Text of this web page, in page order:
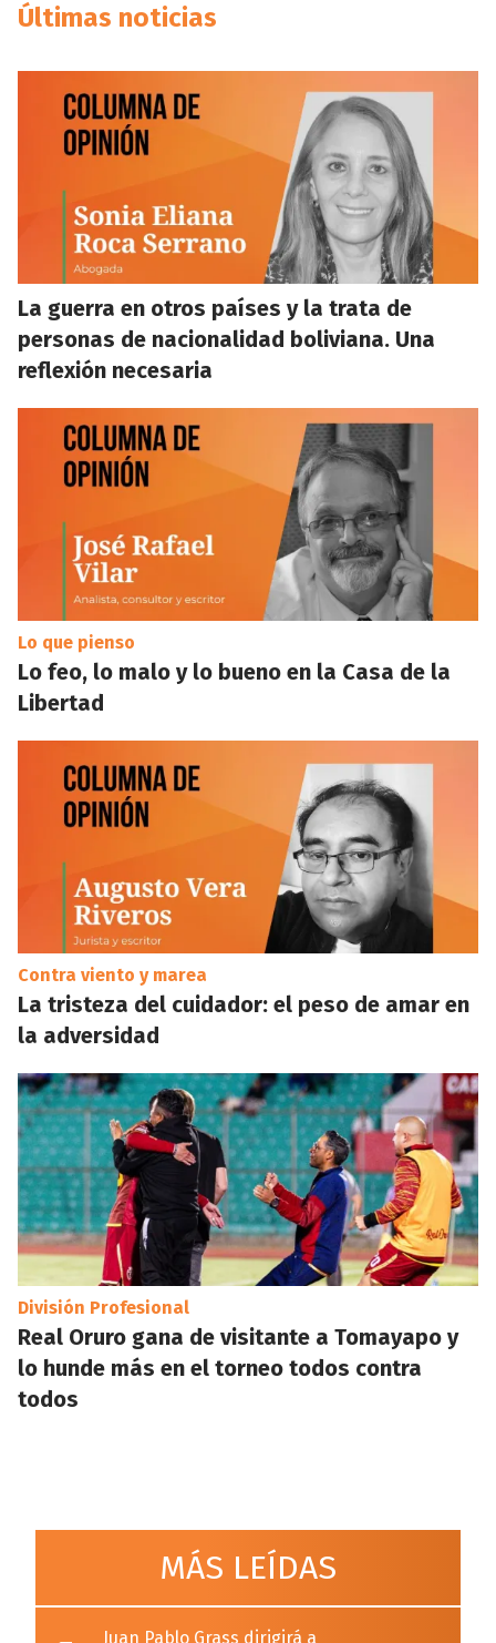
Últimas noticias
La guerra en otros países y la trata de
personas de nacionalidad boliviana. Una
reflexión necesaria
Lo que pienso
Lo feo, lo malo y lo bueno en la Casa de la
Libertad
Contra viento y marea
La tristeza del cuidador: el peso de amar en
la adversidad
División Profesional
Real Oruro gana de visitante a Tomayapo y
lo hunde más en el torneo todos contra
todos
MÁS LEÍDAS
Juan Pablo Grass dirigirá a